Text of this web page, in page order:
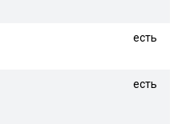
есть
есть